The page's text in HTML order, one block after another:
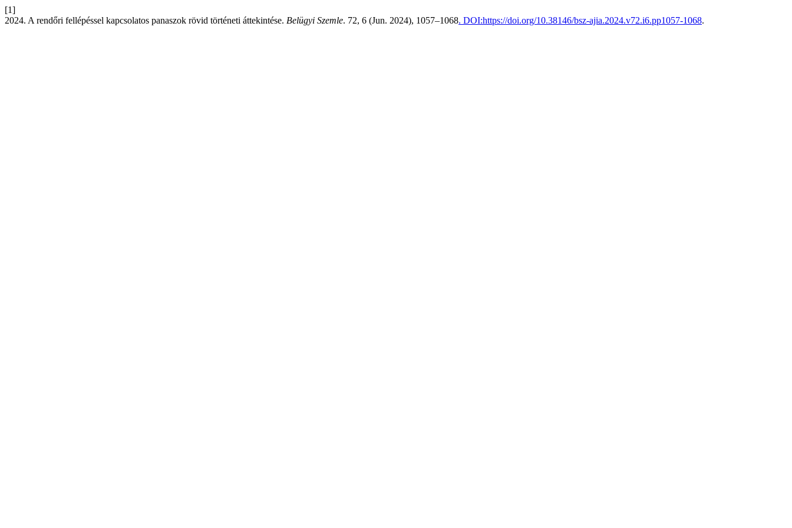
[1]
2024. A rendőri fellépéssel kapcsolatos panaszok rövid történeti áttekintése. Belügyi Szemle. 72, 6 (Jun. 2024), 1057–1068. DOI:https://doi.org/10.38146/bsz-ajia.2024.v72.i6.pp1057-1068.